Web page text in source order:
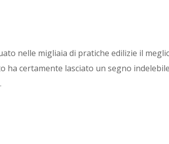
nelle migliaia di pratiche edilizie il
ha certamente lasciato un segno